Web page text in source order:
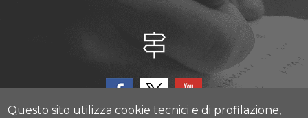
Questo sito utilizza cookie tecnici e di profilazione,